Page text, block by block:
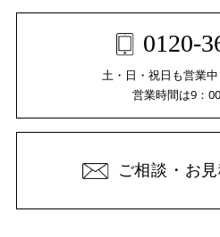
0120-
土・日・祝日も営業中
営業時間は9：
ご相談・お